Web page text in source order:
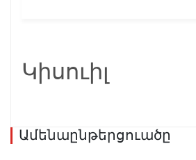
Կիսուիլ
Ամենաընթերցուածը